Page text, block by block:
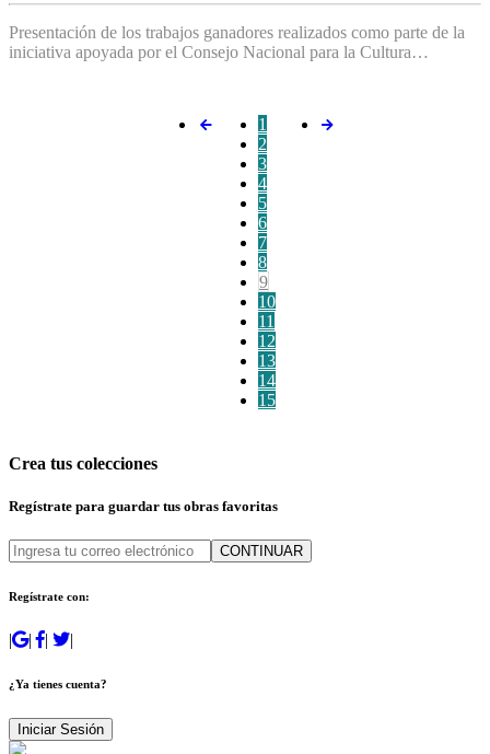
Presentación de los trabajos ganadores realizados como parte de la
iniciativa apoyada por el Consejo Nacional para la Cultura…
1
2
3
4
5
6
7
8
9
10
11
12
13
14
15
Crea tus colecciones
Regístrate para guardar tus obras favoritas
CONTINUAR
Regístrate con:
| | | |
¿Ya tienes cuenta?
Iniciar Sesión